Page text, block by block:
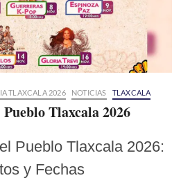
TLAXCALA 2026 NOTICIAS TLAXCALA
Tlaxcala 2026
Pueblo Tlaxcala 2026:
y Fechas